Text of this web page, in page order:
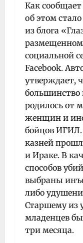
Как
об этом
из блога
социальной
Facebook.
утверждает,
большинство
родилось от
женщин и
бойцов ИГИЛ.
казней
и Ираке. В
способов
выбраны
либо
Старшему из
младенцев
три месяца.